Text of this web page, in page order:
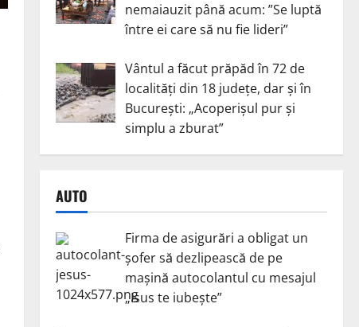
nemaiauzit până acum: ”Se luptă
între ei care să nu fie lideri”
Vântul a făcut prăpăd în 72 de
localități din 18 județe, dar și în
București: „Acoperișul pur și
simplu a zburat”
AUTO
Firma de asigurări a obligat un
șofer să dezlipească de pe
mașină autocolantul cu mesajul
„Isus te iubește”